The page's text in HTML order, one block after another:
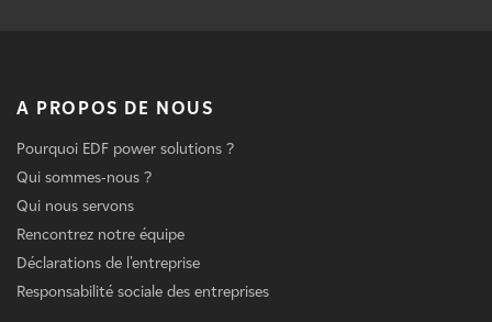
A PROPOS DE NOUS
Pourquoi EDF power solutions ?
Qui sommes-nous ?
Qui nous servons
Rencontrez notre équipe
Déclarations de l'entreprise
Responsabilité sociale des entreprises